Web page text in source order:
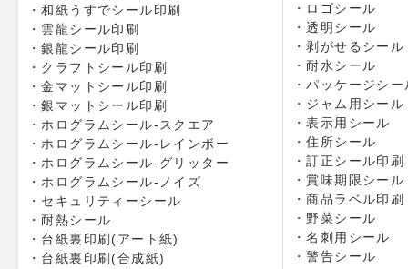
和紙うすでシール印刷
雲龍シール印刷
銀龍シール印刷
クラフトシール印刷
金マットシール印刷
銀マットシール印刷
ホログラムシール-スクエア
ホログラムシール-レインボー
ホログラムシール-グリッター
ホログラムシール-ノイズ
セキュリティーシール
耐熱シール
台紙裏印刷(アート紙)
台紙裏印刷(合成紙)
ロゴシール
透明シール
剥がせるシール
耐水シール
パッケージシー
ジャム用シール
表示用シール
住所シール
訂正シール印刷
賞味期限シール
商品ラベル印刷
野菜シール
名刺用シール
警告シール